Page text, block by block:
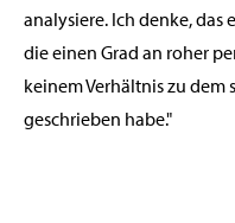
analysiere. Ich denke, das
die einen Grad an roher
keinem Verhältnis zu dem
geschrieben habe."